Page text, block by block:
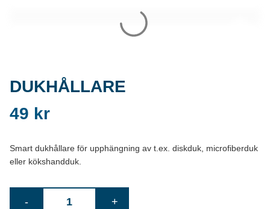
DUKHÅLLARE
49 kr
Smart dukhållare för upphängning av t.ex. diskduk, microfiberduk
eller kökshandduk.
- +